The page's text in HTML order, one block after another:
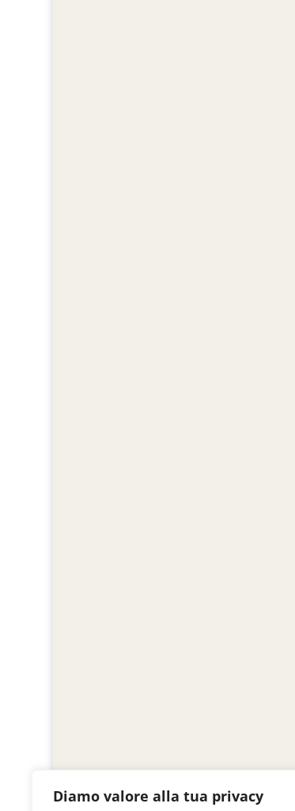
Diamo valore alla tua privacy